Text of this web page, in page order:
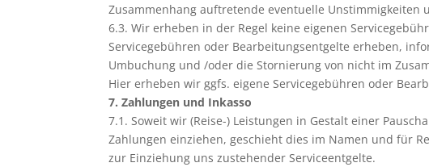
Zusammenhang auftretende eventuelle Unstimmigkeiten
6.3. Wir erheben in der Regel keine eigenen
Servicegebühren oder Bearbeitungsentgelte erheben,
Umbuchung und /oder die Stornierung von nicht im
Hier erheben wir ggfs. eigene Servicegebühren oder
7. Zahlungen und Inkasso
7.1. Soweit wir (Reise-) Leistungen in Gestalt einer
Zahlungen einziehen, geschieht dies im Namen und für
zur Einziehung uns zustehender Serviceentgelte.